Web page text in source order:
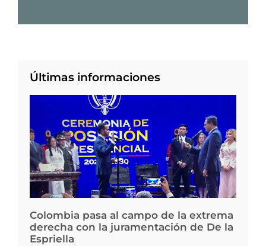
Últimas informaciones
Colombia pasa al campo de la extrema
derecha con la juramentación de De la
Espriella